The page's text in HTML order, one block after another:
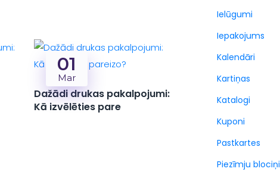
01
Mar
Dažādi drukas pakalpojumi:
Kā izvēlēties pare
Ielūgumi
Iepakojums
Kalendāri
Kartiņas
Katalogi
Kuponi
Pastkartes
Piezīmju blociņi